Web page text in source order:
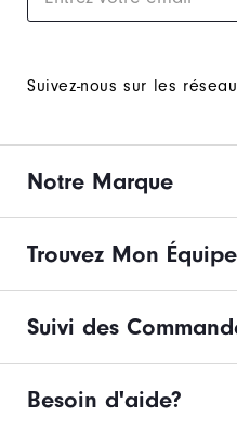
Suivez-nous sur les
Notre Marque
Trouvez Mon
Suivi des
Besoin d'aide?